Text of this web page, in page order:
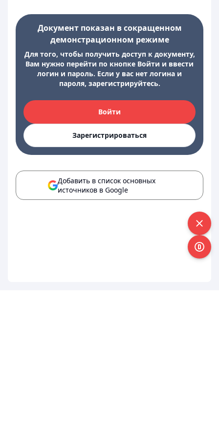
Документ показан в сокращенном
демонстрационном режиме
Для того, чтобы получить доступ к документу,
Вам нужно перейти по кнопке Войти и ввести
логин и пароль. Если у вас нет логина и
пароля, зарегистрируйтесь.
Войти
Зарегистрироваться
Добавить в список основных
источников в Google